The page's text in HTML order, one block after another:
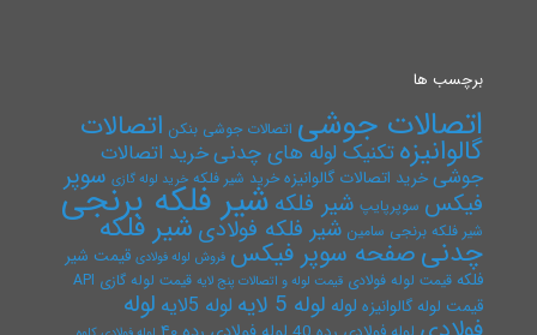
برچسب ها
اتصالات جوشی اتصالات جوشی بنکن اتصالات
گالوانیزهتکنیک لوله های چدنیخرید اتصالات
جوشیخرید اتصالات گالوانیزه خرید شیر فلکه خرید لوله گازی سوپر
فیکس سوپرپایپ شیر فلکه شیر فلکه برنجی
شیر فلکه برنجی سامین شیر فلکه فولادی شیر فلکه
چدنیصفحه سوپر فیکس فروش لوله فولادی قیمت شیر
فلکه قیمت لوله فولادی قیمت لوله و اتصالات پنج لایه قیمت لوله گازی API
قیمت لوله گالوانیزه لوله لوله 5 لایه لوله 5لایه لوله